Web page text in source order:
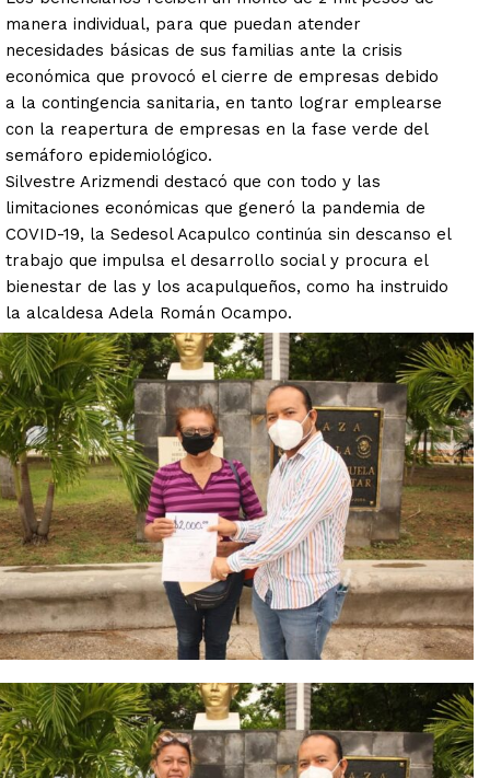
manera individual, para que puedan atender
necesidades básicas de sus familias ante la crisis
económica que provocó el cierre de empresas debido
a la contingencia sanitaria, en tanto lograr emplearse
con la reapertura de empresas en la fase verde del
semáforo epidemiológico.
Silvestre Arizmendi destacó que con todo y las
limitaciones económicas que generó la pandemia de
COVID-19, la Sedesol Acapulco continúa sin descanso el
trabajo que impulsa el desarrollo social y procura el
bienestar de las y los acapulqueños, como ha instruido
la alcaldesa Adela Román Ocampo.